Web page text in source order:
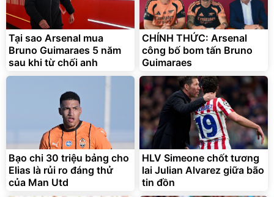
Vali Bamozo Khung Nhôm
9066 Size 20/24/28 Cao
Cấp
1.000.000
825.000đ
Flash Sale
Lót ghế ôtô, nâng lưng
chống nóng giúp thoải mái
trong di chuyển
295.000đ
Đã bán nhiều
Tại sao Arsenal mua
Bruno Guimaraes 5 năm
sau khi từ chối anh
CHÍNH THỨC: Arsenal
công bố bom tấn Bruno
Guimaraes
Bạo chi 30 triệu bảng cho
Elias là rủi ro đáng thử
của Man Utd
HLV Simeone chốt tương
lai Julian Alvarez giữa bão
tin đồn